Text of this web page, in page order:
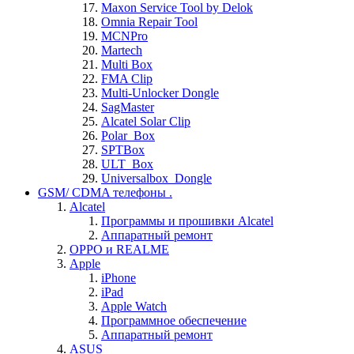
Maxon Service Tool by Delok
Omnia Repair Tool
MCNPro
Martech
Multi Box
FMA Clip
Multi-Unlocker Dongle
SagMaster
Alcatel Solar Clip
Polar_Box
SPTBox
ULT_Box
Universalbox_Dongle
GSM/ CDMA телефоны .
Alcatel
Программы и прошивки Alcatel
Аппаратный ремонт
OPPO и REALME
Apple
iPhone
iPad
Apple Watch
Программное обеспечение
Аппаратный ремонт
ASUS